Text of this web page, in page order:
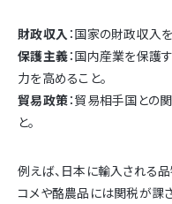
財政収入 ：国家の財政収入
保護主義：国内産業を保護
力を高めること。
貿易政策：貿易相手国との
と。
例えば、日本に輸入される
コメや酪農品には関税が課